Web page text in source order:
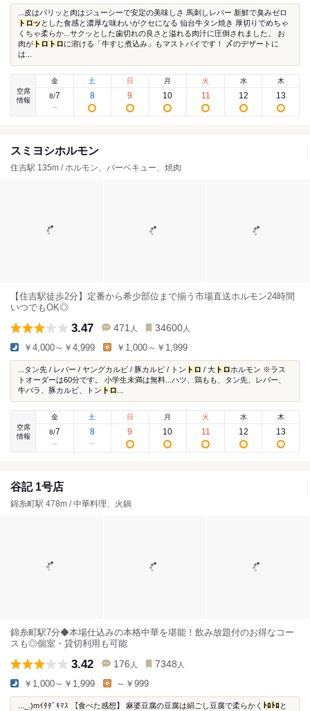
...皮はパリッと肉はジューシーで安定の美味しさ 馬刺しレバー 新鮮で臭みゼロ
トロッ とした食感と濃厚な味わいがクセになる 仙台牛タン焼き 厚切りでめちゃ
くちゃ柔らか...サクッとした歯切れの良さと溢れる肉汁に圧倒されました。 お
肉が トロ トロに溶ける「牛すじ煮込み」もマストバイです！ ​〆のデザートに
は...
空席
情報
金
8/7
土
8
日
9
月
10
火
11
水
12
木
13
スミヨシホルモン
住吉駅 135m / ホルモン、バーベキュー、焼肉
【住吉駅徒歩2分】定番から希少部位まで揃う市場直送ホルモン24時間
いつでもOK◎
3.47 471 人 34600 人
￥4,000～￥4,999 ￥1,000～￥1,999
...タン先 / レバー / ヤングカルビ / 豚カルビ / トン トロ / 大 トロホルモン ※ラス
トオーダーは60分です。 小学生未満は無料...ハツ、鶏もも、タン先、レバー、
牛バラ、豚カルビ、トン トロ
空席
情報
金
8/7
土
8
日
9
月
10
火
11
水
12
木
13
谷記 1号店
錦糸町駅 478m / 中華料理、火鍋
錦糸町駅7分◆本場仕込みの本格中華を堪能！飲み放題付のお得なコー
スも◎個室・貸切利用も可能
3.42 176 人 7348 人
￥1,000～￥1,999 ～￥999
..._.)mｲﾀﾀﾞｷﾏｽ 【食べた感想】 麻婆豆腐の豆腐は絹ごし豆腐で柔らかく ﾄﾛ ﾄﾛ と